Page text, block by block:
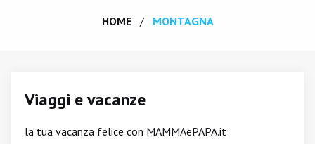
HOME MONTAGNA
Viaggi e vacanze
la tua vacanza felice con MAMMAePAPA.it